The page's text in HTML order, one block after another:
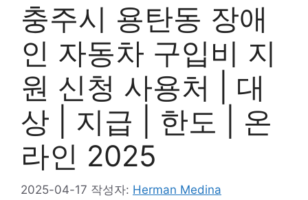
충주시 용탄동 장애
인 자동차 구입비 지
원 신청 사용처 | 대
상 | 지급 | 한도 | 온
라인 2025
2025-04-17 작성자: Herman Medina